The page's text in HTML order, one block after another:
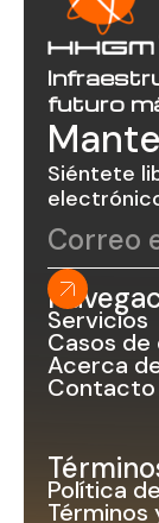
futuro
Siéntete
Servicios
Casos
Acerca
Contacto
Política
Términos